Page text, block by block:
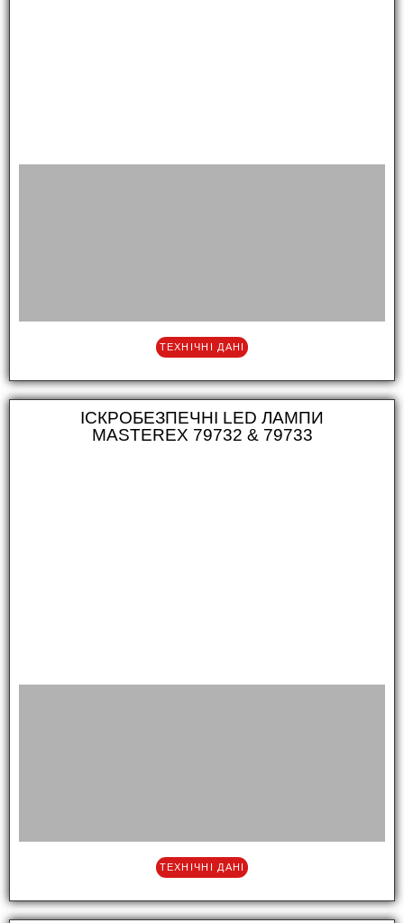
ТЕХНІЧНІ ДАНІ
ІСКРОБЕЗПЕЧНІ LED ЛАМПИ
MASTEREX 79732 & 79733
ТЕХНІЧНІ ДАНІ